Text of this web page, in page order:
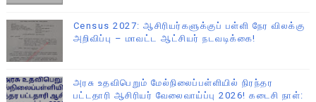
Census 2027: ஆசிரியர்களுக்குப் பள்ளி நேர விலக்கு
அறிவிப்பு – மாவட்ட ஆட்சியர் நடவடிக்கை!
அரசு உதவிபெறும் மேல்நிலைப்பள்ளியில் நிரந்தர
பட்டதாரி ஆசிரியர் வேலைவாய்ப்பு 2026! கடைசி நாள்: